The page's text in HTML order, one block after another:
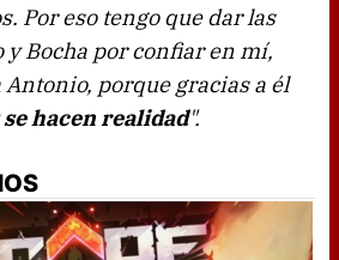
Por eso tengo que dar las
y Bocha por confiar en mí,
Antonio, porque gracias a él
hacen realidad".